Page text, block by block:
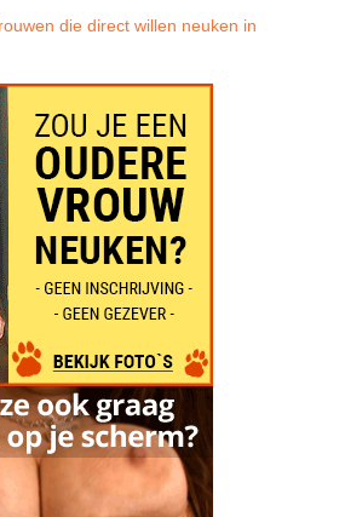
die direct willen neuken in